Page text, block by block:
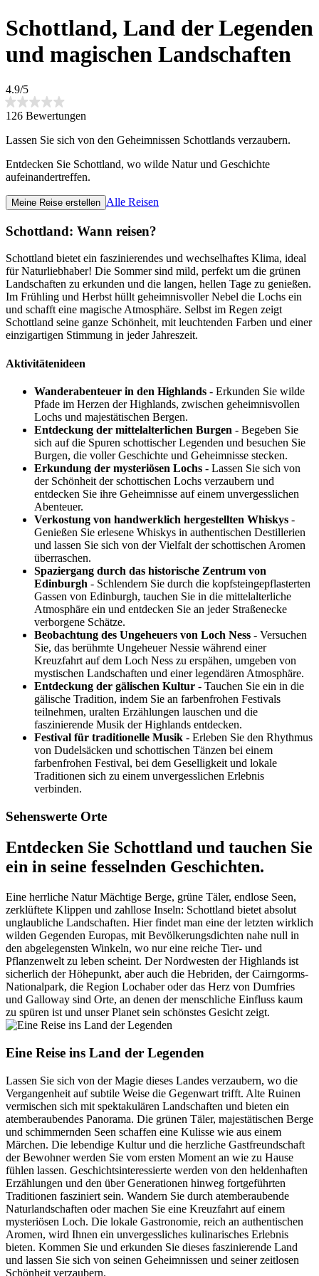
Schottland, Land der Legenden
und magischen Landschaften
4.9/5
126 Bewertungen
Lassen Sie sich von den Geheimnissen Schottlands verzaubern.
Entdecken Sie Schottland, wo wilde Natur und Geschichte
aufeinandertreffen.
Meine Reise erstellen Alle Reisen
Schottland: Wann reisen?
Schottland bietet ein faszinierendes und wechselhaftes Klima, ideal
für Naturliebhaber! Die Sommer sind mild, perfekt um die grünen
Landschaften zu erkunden und die langen, hellen Tage zu genießen.
Im Frühling und Herbst hüllt geheimnisvoller Nebel die Lochs ein
und schafft eine magische Atmosphäre. Selbst im Regen zeigt
Schottland seine ganze Schönheit, mit leuchtenden Farben und einer
einzigartigen Stimmung in jeder Jahreszeit.
Aktivitätenideen
Wanderabenteuer in den Highlands - Erkunden Sie wilde
Pfade im Herzen der Highlands, zwischen geheimnisvollen
Lochs und majestätischen Bergen.
Entdeckung der mittelalterlichen Burgen - Begeben Sie
sich auf die Spuren schottischer Legenden und besuchen Sie
Burgen, die voller Geschichte und Geheimnisse stecken.
Erkundung der mysteriösen Lochs - Lassen Sie sich von
der Schönheit der schottischen Lochs verzaubern und
entdecken Sie ihre Geheimnisse auf einem unvergesslichen
Abenteuer.
Verkostung von handwerklich hergestellten Whiskys -
Genießen Sie erlesene Whiskys in authentischen Destillerien
und lassen Sie sich von der Vielfalt der schottischen Aromen
überraschen.
Spaziergang durch das historische Zentrum von
Edinburgh - Schlendern Sie durch die kopfsteingepflasterten
Gassen von Edinburgh, tauchen Sie in die mittelalterliche
Atmosphäre ein und entdecken Sie an jeder Straßenecke
verborgene Schätze.
Beobachtung des Ungeheuers von Loch Ness - Versuchen
Sie, das berühmte Ungeheuer Nessie während einer
Kreuzfahrt auf dem Loch Ness zu erspähen, umgeben von
mystischen Landschaften und einer legendären Atmosphäre.
Entdeckung der gälischen Kultur - Tauchen Sie ein in die
gälische Tradition, indem Sie an farbenfrohen Festivals
teilnehmen, uralten Erzählungen lauschen und die
faszinierende Musik der Highlands entdecken.
Festival für traditionelle Musik - Erleben Sie den Rhythmus
von Dudelsäcken und schottischen Tänzen bei einem
farbenfrohen Festival, bei dem Geselligkeit und lokale
Traditionen sich zu einem unvergesslichen Erlebnis
verbinden.
Sehenswerte Orte
Entdecken Sie Schottland und tauchen Sie
ein in seine fesselnden Geschichten.
Eine herrliche Natur Mächtige Berge, grüne Täler, endlose Seen,
zerklüftete Klippen und zahllose Inseln: Schottland bietet absolut
unglaubliche Landschaften. Hier findet man eine der letzten wirklich
wilden Gegenden Europas, mit Bevölkerungsdichten nahe null in
den abgelegensten Winkeln, wo nur eine reiche Tier- und
Pflanzenwelt zu leben scheint. Der Nordwesten der Highlands ist
sicherlich der Höhepunkt, aber auch die Hebriden, der Cairngorms-
Nationalpark, die Region Lochaber oder das Herz von Dumfries
und Galloway sind Orte, an denen der menschliche Einfluss kaum
zu spüren ist und unser Planet sein schönstes Gesicht zeigt.
Eine Reise ins Land der Legenden
Lassen Sie sich von der Magie dieses Landes verzaubern, wo die
Vergangenheit auf subtile Weise die Gegenwart trifft. Alte Ruinen
vermischen sich mit spektakulären Landschaften und bieten ein
atemberaubendes Panorama. Die grünen Täler, majestätischen Berge
und schimmernden Seen schaffen eine Kulisse wie aus einem
Märchen. Die lebendige Kultur und die herzliche Gastfreundschaft
der Bewohner werden Sie vom ersten Moment an wie zu Hause
fühlen lassen. Geschichtsinteressierte werden von den heldenhaften
Erzählungen und den über Generationen hinweg fortgeführten
Traditionen fasziniert sein. Wandern Sie durch atemberaubende
Naturlandschaften oder machen Sie eine Kreuzfahrt auf einem
mysteriösen Loch. Die lokale Gastronomie, reich an authentischen
Aromen, wird Ihnen ein unvergessliches kulinarisches Erlebnis
bieten. Kommen Sie und erkunden Sie dieses faszinierende Land
und lassen Sie sich von seinen Geheimnissen und seiner zeitlosen
Schönheit verzaubern.